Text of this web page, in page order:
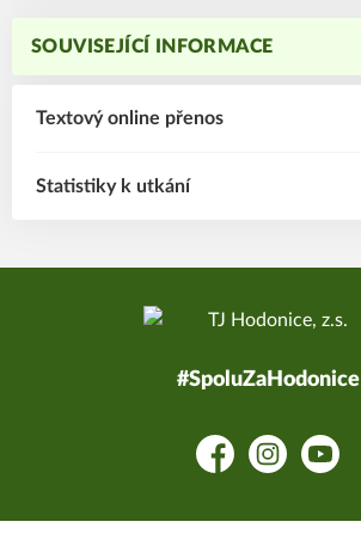
SOUVISEJÍCÍ INFORMACE
Textový online přenos
Statistiky k utkání
#SpoluZaHodonice
FacebookInstagramYouTube